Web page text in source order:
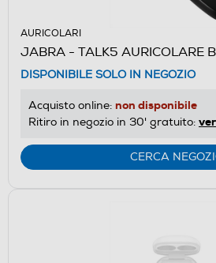
AURICOLARI
JABRA - TALK5 AURICOLARE
DISPONIBILE SOLO IN NEGOZIO
Acquisto online: non disponibile
Ritiro in negozio in 30' gratuito:
CERCA